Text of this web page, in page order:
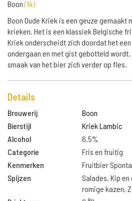
Boon(14)
Boon Oude Kriek is een geuze gemaakt
krieken. Het is een klassiek Belgische
Kriek onderscheidt zich doordat het
ondergaan en met gist gebotteld
smaak van het bier zich verder op fles.
Details
Brouwerij
Boon
Bierstijl
Kriek Lambic
Alcohol
6.5%
Categorie
Fris en fruitig
Kenmerken
Fruitbier
Spijzen
Salades, Kip
romige kazen,